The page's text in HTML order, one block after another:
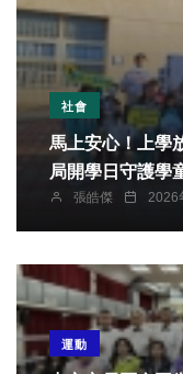
社會
馬上安心！上學
局開學日守護學
張皓傑 2026
運動